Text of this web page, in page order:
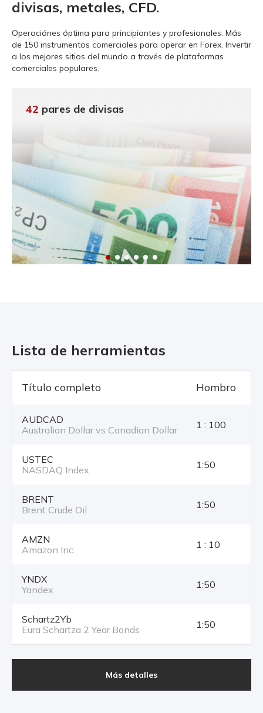
divisas, metales, CFD.
Operaciónes óptima para principiantes y profesionales. Más
de 150 instrumentos comerciales para operar en Forex. Invertir
a los mejores sitios del mundo a través de plataformas
comerciales populares.
42 pares de divisas
Lista de herramientas
Título completo Hombro
AUDCAD
Australian Dollar vs Canadian Dollar
1 : 100
USTEC
NASDAQ Index
1:50
BRENT
Brent Crude Oil
1:50
AMZN
Amazon Inc.
1 : 10
YNDX
Yandex
1:50
Schartz2Yb
Eura Schartza 2 Year Bonds
1:50
Más detalles